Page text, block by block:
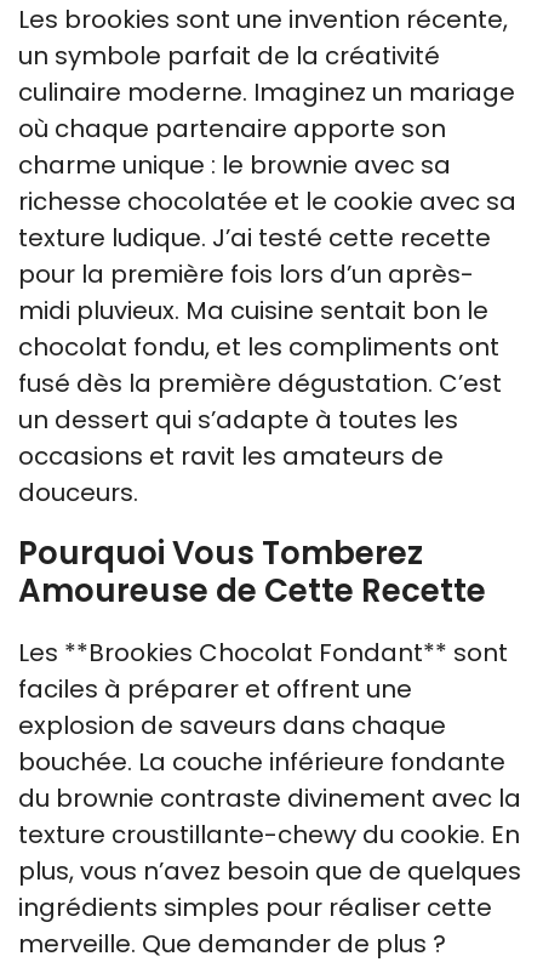
Les brookies sont une invention récente,
un symbole parfait de la créativité
culinaire moderne. Imaginez un mariage
où chaque partenaire apporte son
charme unique : le brownie avec sa
richesse chocolatée et le cookie avec sa
texture ludique. J’ai testé cette recette
pour la première fois lors d’un après-
midi pluvieux. Ma cuisine sentait bon le
chocolat fondu, et les compliments ont
fusé dès la première dégustation. C’est
un dessert qui s’adapte à toutes les
occasions et ravit les amateurs de
douceurs.
Pourquoi Vous Tomberez
Amoureuse de Cette Recette
Les **Brookies Chocolat Fondant** sont
faciles à préparer et offrent une
explosion de saveurs dans chaque
bouchée. La couche inférieure fondante
du brownie contraste divinement avec la
texture croustillante-chewy du cookie. En
plus, vous n’avez besoin que de quelques
ingrédients simples pour réaliser cette
merveille. Que demander de plus ?